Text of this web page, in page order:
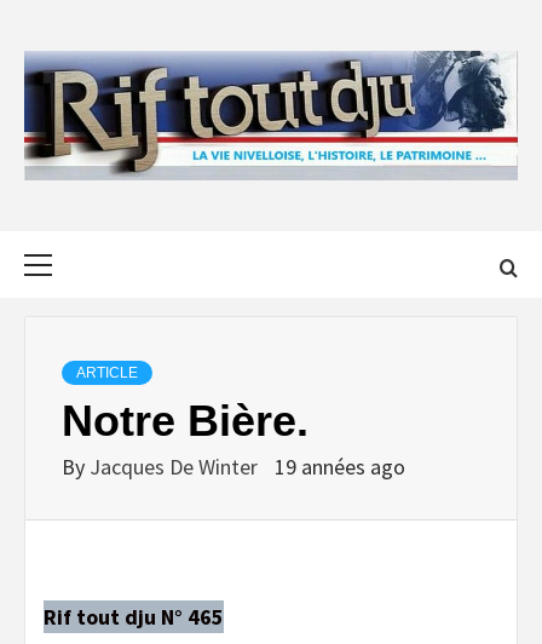
content
ARTICLE
Notre Bière.
By Jacques De Winter 19 années ago
Rif tout dju N° 465